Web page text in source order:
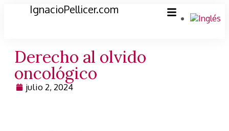
IgnacioPellicer.com
Derecho al olvido
oncológico
julio 2, 2024